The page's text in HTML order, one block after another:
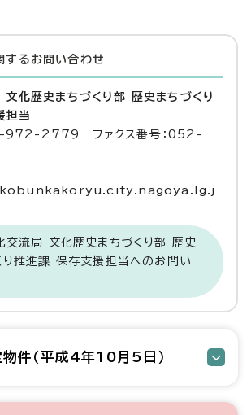
する お問い合わせ
化歴史まちづくり部 歴史まちづくり
担当
972-2779 ファクス番号：052-
交流局 文化歴史まちづくり部 歴史
り推進課 保存支援担当へのお問い
件（平成4年10月5日）